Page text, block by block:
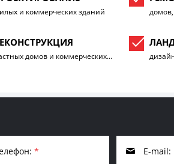
и коммерческих зданий
домов и коммерческих...
* E-mail: